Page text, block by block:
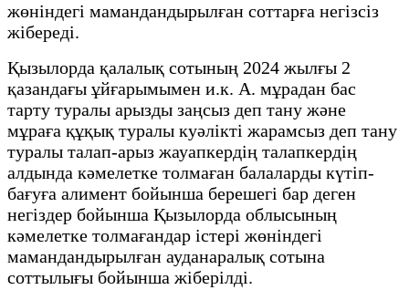
жөніндегі мамандандырылған соттарға негізсіз
жібереді.
Қызылорда қалалық сотының 2024 жылғы 2
қазандағы ұйғарымымен и.к. А. мұрадан бас
тарту туралы арызды заңсыз деп тану және
мұраға құқық туралы куәлікті жарамсыз деп тану
туралы талап-арыз жауапкердің талапкердің
алдында кәмелетке толмаған балаларды күтіп-
бағуға алимент бойынша берешегі бар деген
негіздер бойынша Қызылорда облысының
кәмелетке толмағандар істері жөніндегі
мамандандырылған ауданаралық сотына
соттылығы бойынша жіберілді.